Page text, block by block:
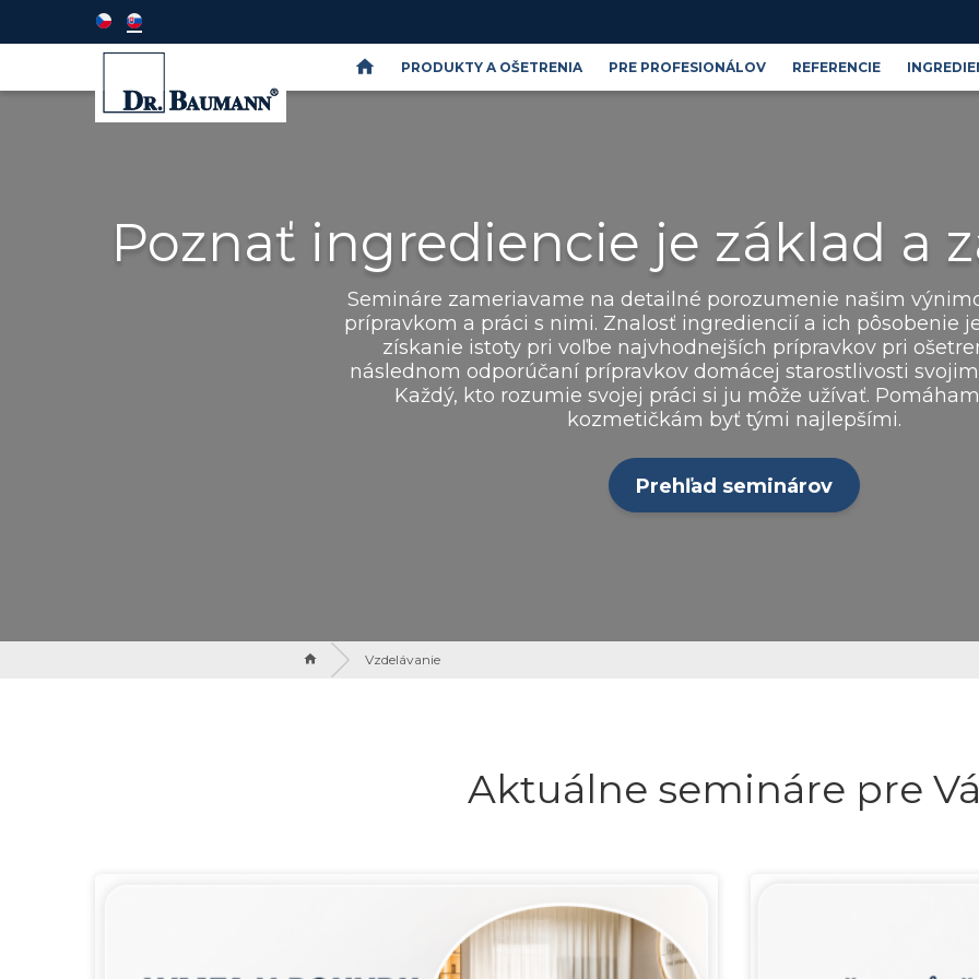
PRODUKTY A OŠETRENIA PRE PROFESIONÁLOV REFERENCIE
Poznať ingrediencie je základ a
Semináre zameriavame na detailné porozumenie našim
prípravkom a práci s nimi. Znalosť ingrediencií a ich pôsobenie
získanie istoty pri voľbe najvhodnejších prípravkov pri
následnom odporúčaní prípravkov domácej starostlivosti
Každý, kto rozumie svojej práci si ju môže užívať.
kozmetičkám byť tými najlepšími.
Prehľad seminárov
Vzdelávanie
Aktuálne semináre pre